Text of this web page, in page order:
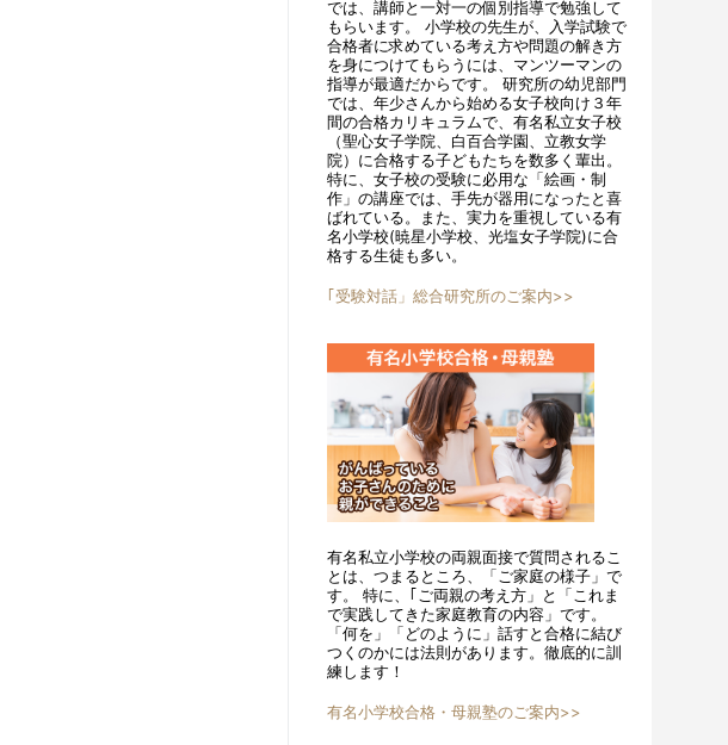
では、講師と一対一の個別指導で勉強して
もらいます。 小学校の先生が、入学試験で
合格者に求めている考え方や問題の解き方
を身につけてもらうには、マンツーマンの
指導が最適だからです。 研究所の幼児部門
では、年少さんから始める女子校向け３年
間の合格カリキュラムで、有名私立女子校
（聖心女子学院、白百合学園、立教女学
院）に合格する子どもたちを数多く輩出。
特に、女子校の受験に必用な「絵画・制
作」の講座では、手先が器用になったと喜
ばれている。また、実力を重視している有
名小学校(暁星小学校、光塩女子学院)に合
格する生徒も多い。
｢受験対話」総合研究所のご案内>>
有名私立小学校の両親面接で質問されるこ
とは、つまるところ、「ご家庭の様子」で
す。 特に、｢ご両親の考え方」と「これま
で実践してきた家庭教育の内容」です。
「何を」「どのように」話すと合格に結び
つくのかには法則があります。徹底的に訓
練します！
有名小学校合格・母親塾のご案内>>